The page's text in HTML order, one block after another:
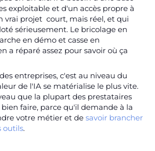
exploitable et d'un accès propre à
vrai projet court, mais réel, et qui
sérieusement. Le bricolage en
en démo et casse en
a réparé assez pour savoir où ça
entreprises, c'est au niveau du
de l'IA se matérialise le plus vite.
que la plupart des prestataires
faire, parce qu'il demande à la
votre métier et de savoir brancher
outils.